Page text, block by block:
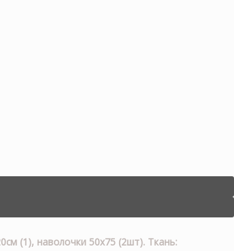
(1), наволочки 50х75 (2шт). Ткань: